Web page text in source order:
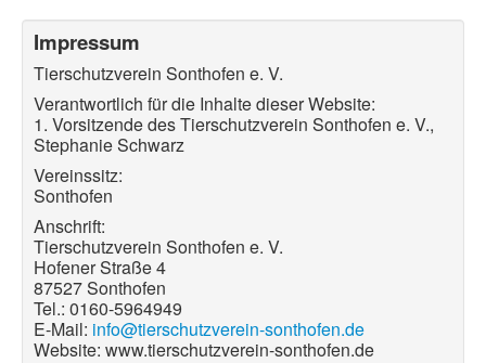
Impressum
Tierschutzverein Sonthofen e. V.
Verantwortlich für die Inhalte dieser Website:
1. Vorsitzende des Tierschutzverein Sonthofen e. V.,
Stephanie Schwarz
Vereinssitz:
Sonthofen
Anschrift:
Tierschutzverein Sonthofen e. V.
Hofener Straße 4
87527 Sonthofen
Tel.: 0160-5964949
E-Mail: info@tierschutzverein-sonthofen.de
Website: www.tierschutzverein-sonthofen.de